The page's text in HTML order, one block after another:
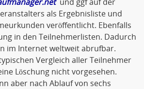
als Ergebnisliste und
veröffentlicht. Ebenfalls
in den Teilnehmerlisten. Dadurch
im Internet weltweit abrufbar.
Vergleich aller Teilnehmer
Löschung nicht vorgesehen.
aber nach Ablauf von sechs